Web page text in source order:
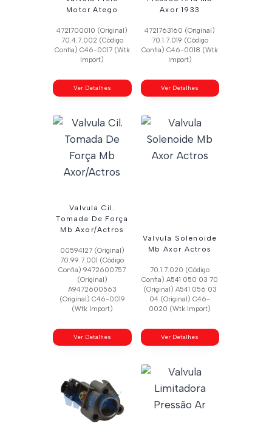
Motor Atego
4721700010 (Original)
70.4.7.002 (Código
Confia) C46-0017 (Wtk
Import)
Ver Detalhes
Axor 1933
4721763160 (Original)
70.1.7.019 (Código
Confia) C46-0018 (Wtk
Import)
Ver Detalhes
Valvula Cil.
Tomada De Força
Mb Axor/Actros
00594127 (Original)
70.99.7.001 (Código
Confia) 9472600757
(Original)
A9472600563
(Original) C46-0019
(Wtk Import)
Ver Detalhes
Valvula Solenoide
Mb Axor Actros
70.1.7.020 (Código
Confia) A541 050 03 70
(Original) A541 056 03
04 (Original) C46-
0020 (Wtk Import)
Ver Detalhes